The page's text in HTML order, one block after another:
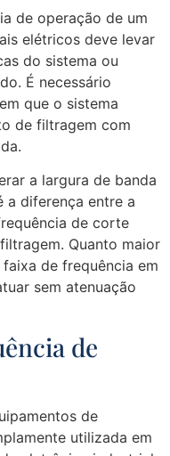
de operação de um
elétricos deve levar
do sistema ou
É necessário
que o sistema
de filtragem com
a largura de banda
a diferença entre a
de corte
Quanto maior
de frequência em
sem atenuação
de
de
utilizada em